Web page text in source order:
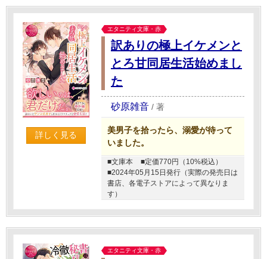
詳しく見る
エタニティ文庫・赤
訳ありの極上イケメンと
とろ甘同居生活始めまし
た
砂原雑音 / 著
美男子を拾ったら、溺愛が待って
いました。
■文庫本
■定価770円（10%税込）
■2024年05月15日発行（実際の発売日は
書店、各電子ストアによって異なりま
す）
エタニティ文庫・赤